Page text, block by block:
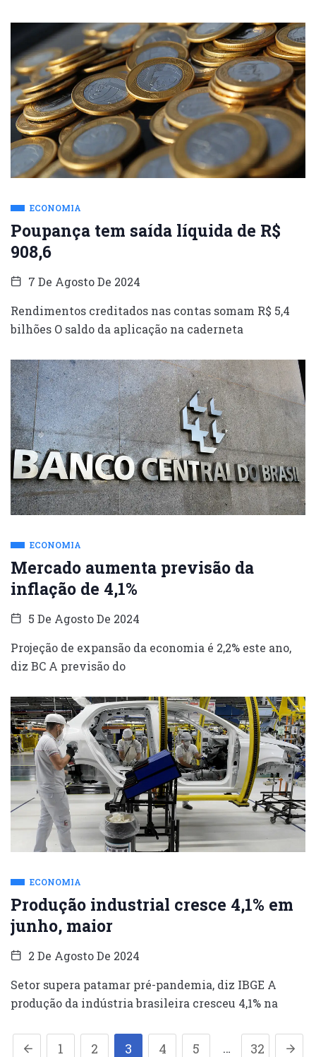
ECONOMIA
Poupança tem saída líquida de R$
908,6
7 De Agosto De 2024
Rendimentos creditados nas contas somam R$ 5,4
bilhões O saldo da aplicação na caderneta
ECONOMIA
Mercado aumenta previsão da
inflação de 4,1%
5 De Agosto De 2024
Projeção de expansão da economia é 2,2% este ano,
diz BC A previsão do
ECONOMIA
Produção industrial cresce 4,1% em
junho, maior
2 De Agosto De 2024
Setor supera patamar pré-pandemia, diz IBGE A
produção da indústria brasileira cresceu 4,1% na
1 2 3 4 5 … 32